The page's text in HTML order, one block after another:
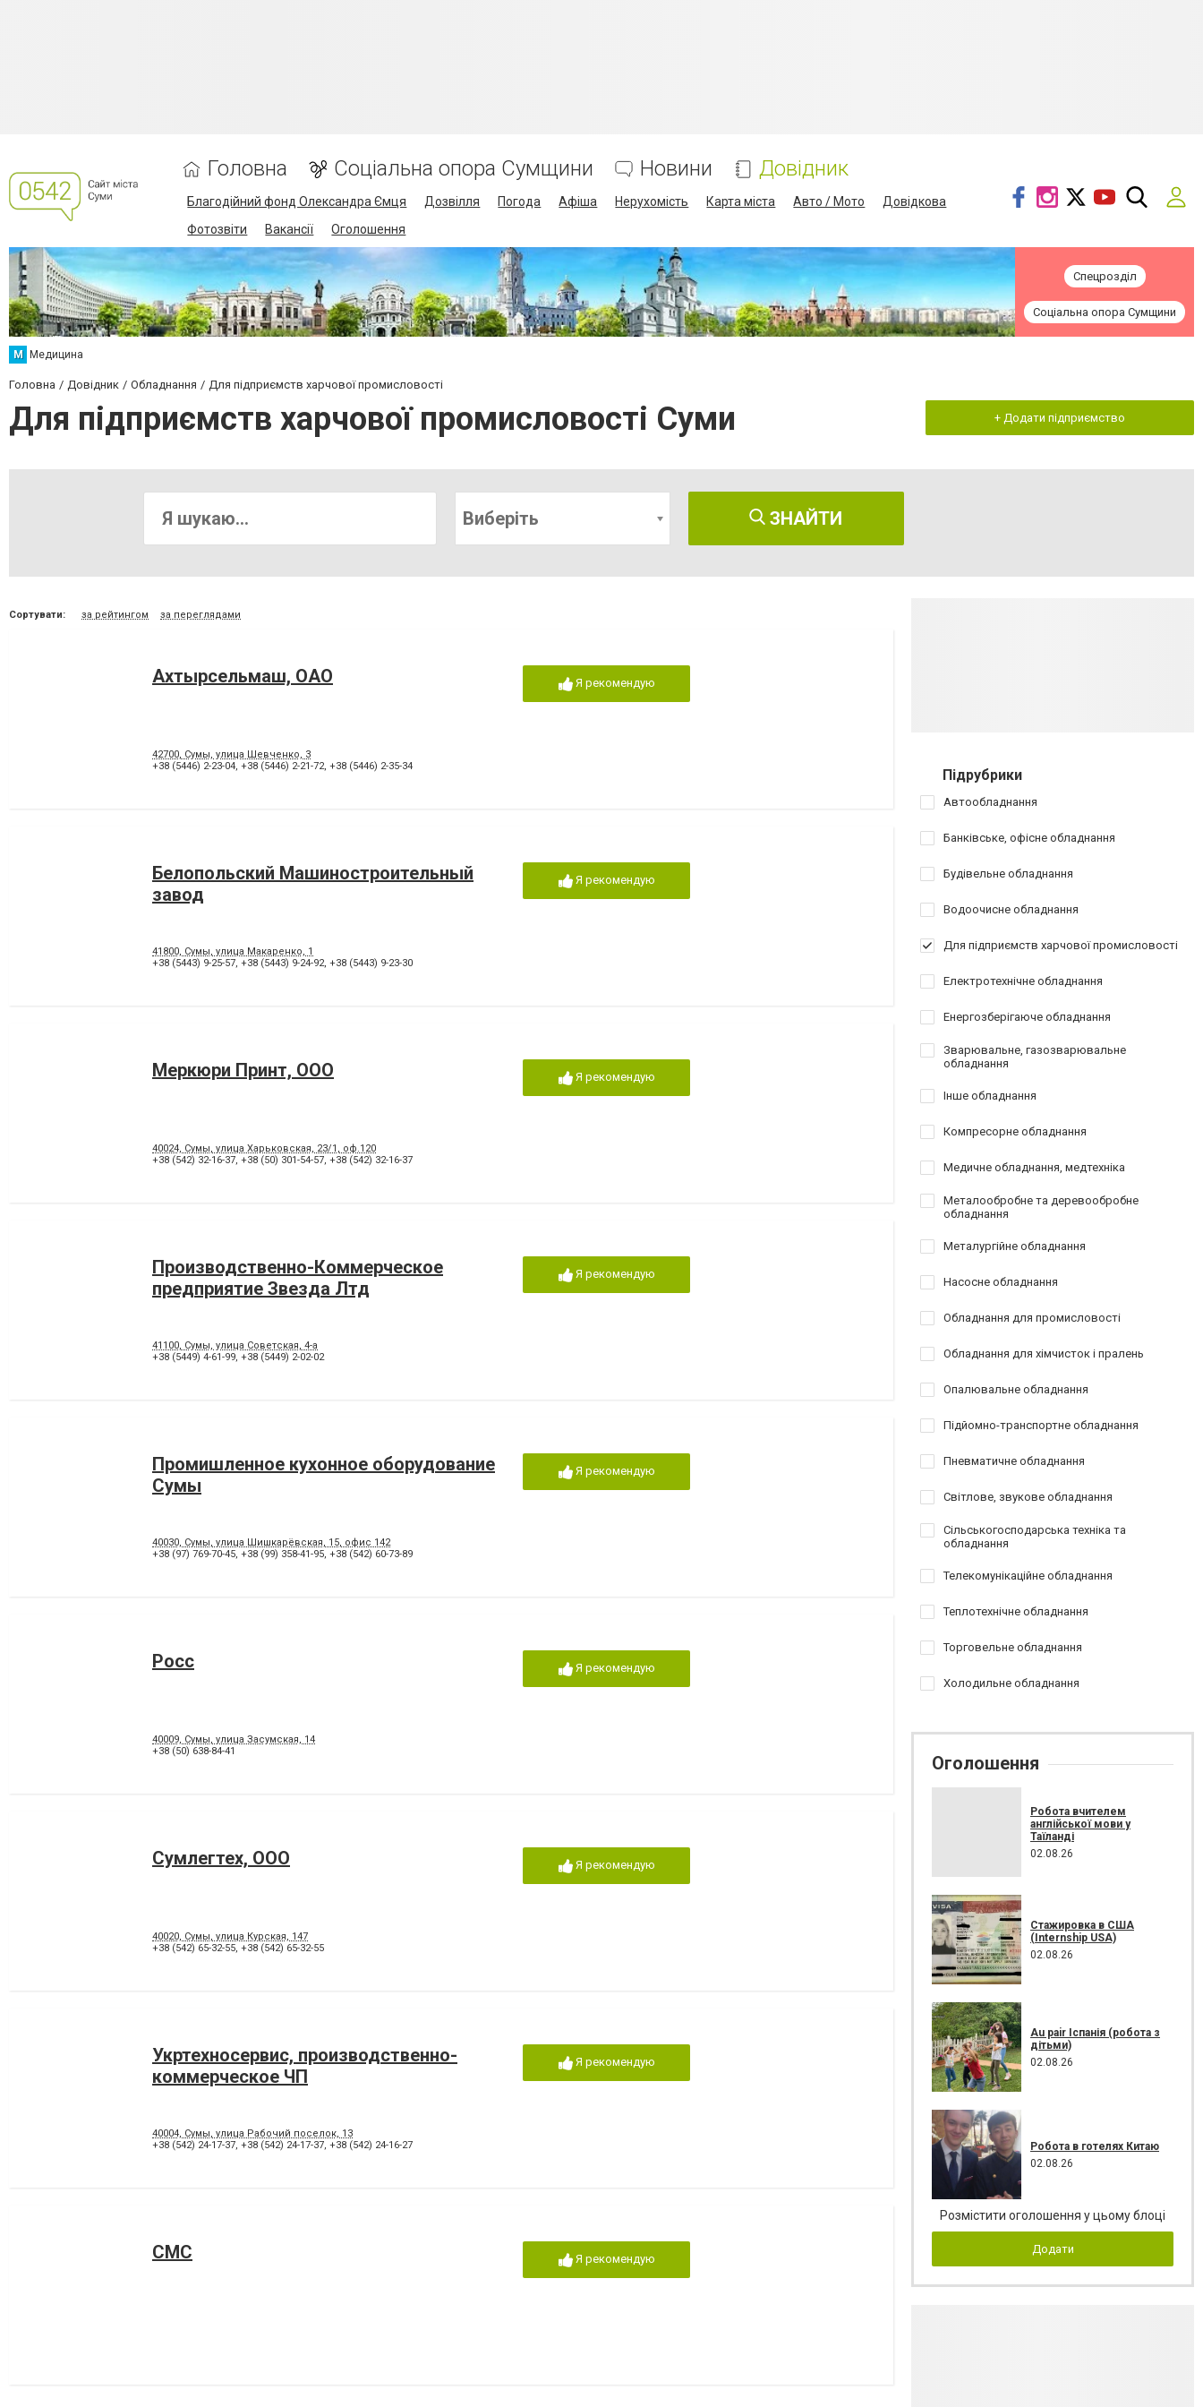
Головна Соціальна опора Сумщини Новини Довідник
Благодійний фонд Олександра Ємця Дозвілля Погода Афіша Нерухомість Карта міста Авто / Мото
Довідкова
Фотозвіти
Вакансії Оголошення
Спецрозділ
Соціальна опора Сумщини
М Медицина
Головна Довідник Обладнання Для підприємств харчової промисловості
Для підприємств харчової промисловості Суми + Додати підприємство
Виберіть ЗНАЙТИ
Сортувати: за рейтингом за переглядами
Ахтырсельмаш, ОАО
42700, Сумы, улица Шевченко, 3
+38 (5446) 2-23-04, +38 (5446) 2-21-72, +38 (5446) 2-35-34
Я рекомендую
Белопольский Машиностроительный
завод
41800, Сумы, улица Макаренко, 1
+38 (5443) 9-25-57, +38 (5443) 9-24-92, +38 (5443) 9-23-30
Я рекомендую
Меркюри Принт, ООО
40024, Сумы, улица Харьковская, 23/1, оф.120
+38 (542) 32-16-37, +38 (50) 301-54-57, +38 (542) 32-16-37
Я рекомендую
Производственно-Коммерческое
предприятие Звезда Лтд
41100, Сумы, улица Советская, 4-а
+38 (5449) 4-61-99, +38 (5449) 2-02-02
Я рекомендую
Промишленное кухонное оборудование
Сумы
40030, Сумы, улица Шишкарёвская, 15, офис 142
+38 (97) 769-70-45, +38 (99) 358-41-95, +38 (542) 60-73-89
Я рекомендую
Росс
40009, Сумы, улица Засумская, 14
+38 (50) 638-84-41
Я рекомендую
Сумлегтех, ООО
40020, Сумы, улица Курская, 147
+38 (542) 65-32-55, +38 (542) 65-32-55
Я рекомендую
Укртехносервис, производственно-
коммерческое ЧП
40004, Сумы, улица Рабочий поселок, 13
+38 (542) 24-17-37, +38 (542) 24-17-37, +38 (542) 24-16-27
Я рекомендую
СМС Я рекомендую
Підрубрики
Автообладнання
Банківське, офісне обладнання
Будівельне обладнання
Водоочисне обладнання
Для підприємств харчової промисловості
Електротехнічне обладнання
Енергозберігаюче обладнання
Зварювальне, газозварювальне
обладнання
Інше обладнання
Компресорне обладнання
Медичне обладнання, медтехніка
Металообробне та деревообробне
обладнання
Металургійне обладнання
Насосне обладнання
Обладнання для промисловості
Обладнання для хімчисток і пралень
Опалювальне обладнання
Підйомно-транспортне обладнання
Пневматичне обладнання
Світлове, звукове обладнання
Сільськогосподарська техніка та
обладнання
Телекомунікаційне обладнання
Теплотехнічне обладнання
Торговельне обладнання
Холодильне обладнання
Оголошення
Робота вчителем
англійської мови у
Таїланді
02.08.26
Стажировка в США
(Internship USA)
02.08.26
Au pair Іспанія (робота з
дітьми)
02.08.26
Робота в готелях Китаю
02.08.26
Розмістити оголошення у цьому блоці
Додати